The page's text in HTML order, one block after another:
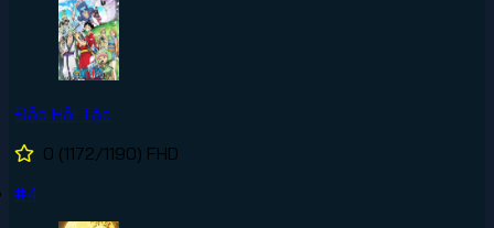
Đảo Hải Tặc
0 (1172/1190) FHD
#4